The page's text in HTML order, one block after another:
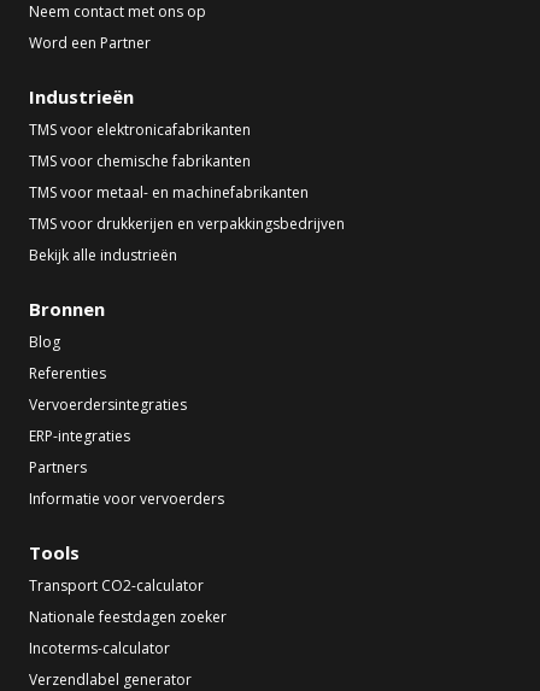
Neem contact met ons op
Word een Partner
Industrieën
TMS voor elektronicafabrikanten
TMS voor chemische fabrikanten
TMS voor metaal- en machinefabrikanten
TMS voor drukkerijen en verpakkingsbedrijven
Bekijk alle industrieën
Bronnen
Blog
Referenties
Vervoerdersintegraties
ERP-integraties
Partners
Informatie voor vervoerders
Tools
Transport CO2-calculator
Nationale feestdagen zoeker
Incoterms-calculator
Verzendlabel generator